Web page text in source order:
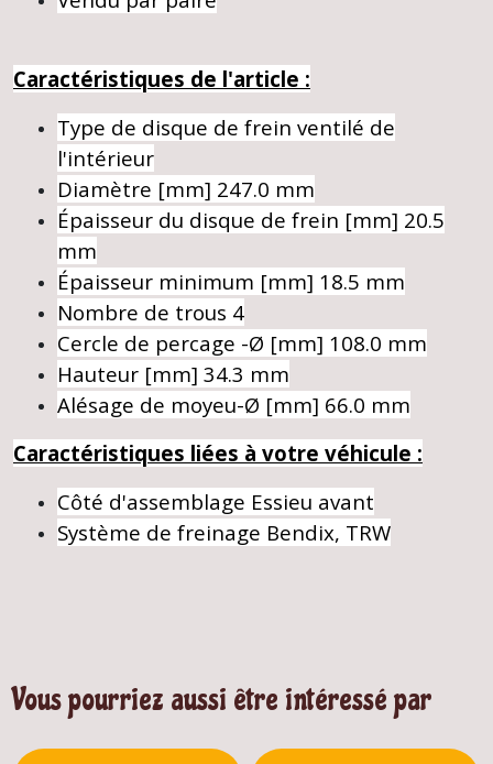
Caractéristiques de l'article :
Type de disque de frein ventilé de
l'intérieur
Diamètre [mm] 247.0 mm
Épaisseur du disque de frein [mm] 20.5
mm
Épaisseur minimum [mm] 18.5 mm
Nombre de trous 4
Cercle de percage -Ø [mm] 108.0 mm
Hauteur [mm] 34.3 mm
Alésage de moyeu-Ø [mm] 66.0 mm
Caractéristiques liées à votre véhicule :
Côté d'assemblage Essieu avant
Système de freinage Bendix, TRW
Vous pourriez aussi être intéressé par